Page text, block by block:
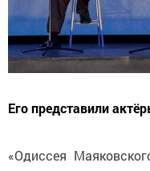
Его представили
«Одиссея